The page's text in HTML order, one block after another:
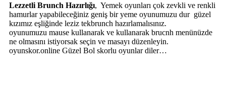
Lezzetli Brunch Hazırlığı, Yemek oyunları çok zevkli ve renkli
hamurlar yapabileceğiniz geniş bir yeme oyunumuzu dur güzel
kızımız eşliğinde leziz tekbrunch hazırlamalısınız.
oyunumuzu mause kullanarak ve kullanarak brucnh menünüzde
ne olmasını istiyorsak seçin ve masayı düzenleyin.
oyunskor.online Güzel Bol skorlu oyunlar diler…